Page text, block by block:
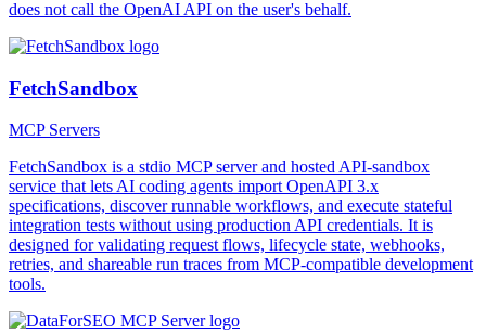
does not call the OpenAI API on the user's behalf.
FetchSandbox
MCP Servers
FetchSandbox is a stdio MCP server and hosted API-sandbox
service that lets AI coding agents import OpenAPI 3.x
specifications, discover runnable workflows, and execute stateful
integration tests without using production API credentials. It is
designed for validating request flows, lifecycle state, webhooks,
retries, and shareable run traces from MCP-compatible development
tools.